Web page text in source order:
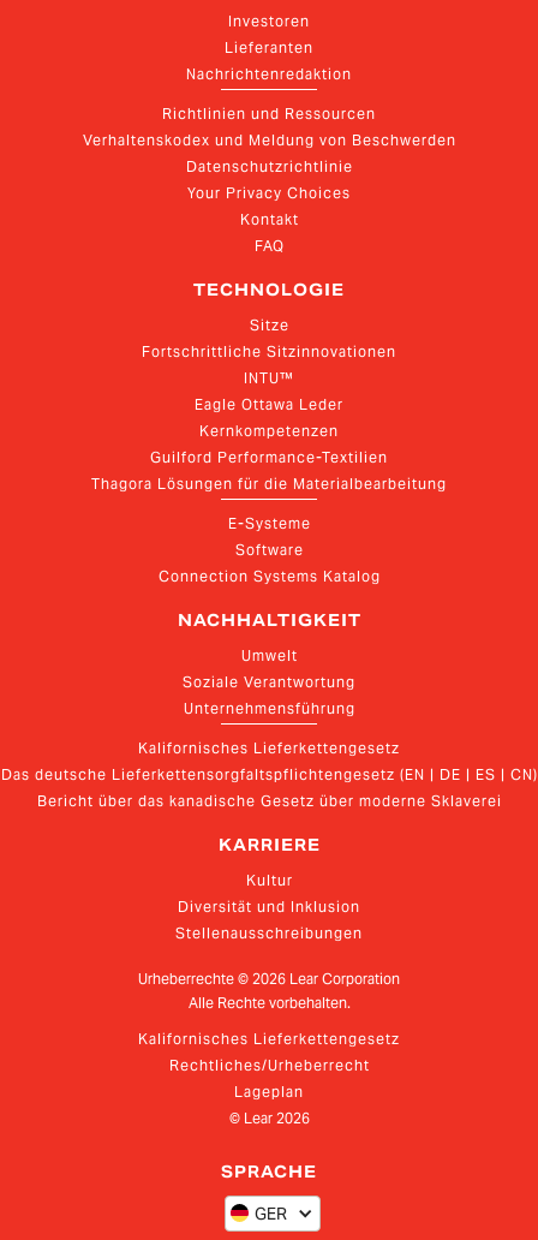
Investoren
Lieferanten
Nachrichtenredaktion
Richtlinien und Ressourcen
Verhaltenskodex und Meldung von Beschwerden
Datenschutzrichtlinie
Your Privacy Choices
Kontakt
FAQ
TECHNOLOGIE
Sitze
Fortschrittliche Sitzinnovationen
INTU™
Eagle Ottawa Leder
Kernkompetenzen
Guilford Performance-Textilien
Thagora Lösungen für die Materialbearbeitung
E-Systeme
Software
Connection Systems Katalog
NACHHALTIGKEIT
Umwelt
Soziale Verantwortung
Unternehmensführung
Kalifornisches Lieferkettengesetz
Das deutsche Lieferkettensorgfaltspflichtengesetz (EN | DE | ES | CN)
Bericht über das kanadische Gesetz über moderne Sklaverei
KARRIERE
Kultur
Diversität und Inklusion
Stellenausschreibungen
Urheberrechte © 2026 Lear Corporation
Alle Rechte vorbehalten.
Kalifornisches Lieferkettengesetz
Rechtliches/Urheberrecht
Lageplan
© Lear 2026
SPRACHE
GER